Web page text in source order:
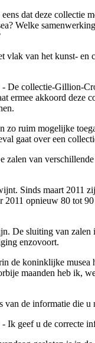
dat deze collectie
Welke
van het kunst-
collectie-Gillion-
ermee akkoord
zo ruim mogelijke
gaat over een
van
Sinds maart 2011
opnieuw 80 tot
De sluiting van
enzovoort.
de koninklijke
maanden heb ik,
van de informatie die u
Ik geef u de correcte